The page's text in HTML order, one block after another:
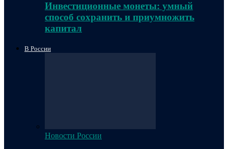
Инвестиционные монеты: умный
способ сохранить и приумножить
капитал
В России
Новости России